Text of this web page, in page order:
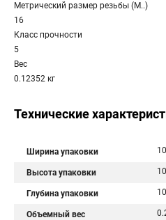
Метрический размер резьбы (М..)
16
Класс прочности
5
Вес
0.12352 кг
Технические
Ширина упаковки
Высота упаковки
Глубина упаковки
Объемный вес